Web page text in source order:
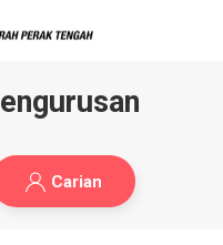
Carian